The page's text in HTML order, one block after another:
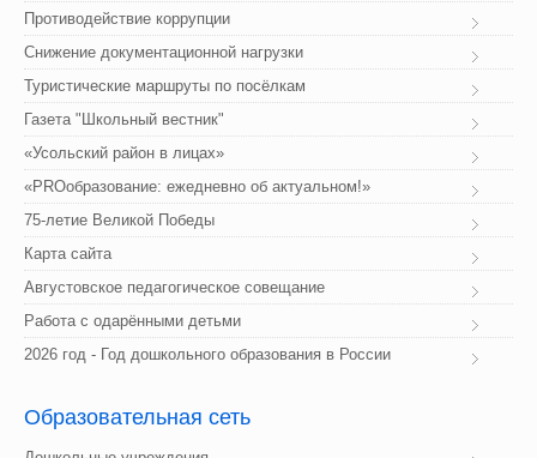
Противодействие коррупции
Снижение документационной нагрузки
Туристические маршруты по посёлкам
Газета "Школьный вестник"
«Усольский район в лицах»
«PROобразование: ежедневно об актуальном!»
75-летие Великой Победы
Карта сайта
Августовское педагогическое совещание
Работа с одарёнными детьми
2026 год - Год дошкольного образования в России
Образовательная сеть